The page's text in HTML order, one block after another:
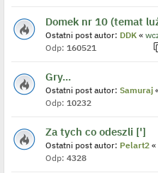
Domek nr 10 (temat
Ostatni post autor: DDK «
Odp: 160521
Gry...
Ostatni post autor: Samuraj
Odp: 10232
Za tych co odeszli [']
Ostatni post autor: Pelart2 «
Odp: 4328